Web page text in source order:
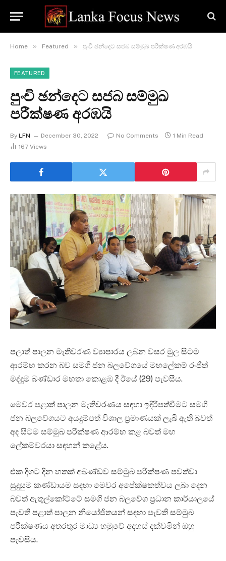
Home » Featured » පුංචි ඡන්දෙට සජබ සම්මුඛ පරීක්ෂණ අරඹයි
FEATURED
පුංචි ඡන්දෙට සජබ සම්මුඛ
පරීක්ෂණ අරඹයි
By LFN December 30, 2022 No Comments
1 Min Read
167 Views
පලාත් පාලන මැතිවරණ ව්‍යාපාරය ලබන වසර මුල සිටම
ආරම්භ කරන බව සමගි ජන බලවේගයේ මහලේකම් රංජිත්
මද්දුම බණ්ඩාර මහතා කොළඹ දී ඊයේ (29) පැවසීය.
මෙවර පළාත් පාලන මැතිවරණය සඳහා ඉදිරිපත්වීමට සමගි
ජන බලවේගයට අයදුම්පත් විශාල ප්‍රමාණයක් ලැබී ඇති බවත්
අද සිටම සම්මුඛ පරීක්ෂණ ආරම්භ කළ බවත් මහ
ලේකම්වරයා සඳහන් කළේය.
එක දිගට දින හතක් අඛණ්ඩව සම්මුඛ පරීක්ෂණ පවත්වා
සුදුසුම කණ්ඩායම සඳහා මෙවර අපේක්ෂකත්වය ලබා දෙන
බවත් ඇතුල්කෝට්ටේ සමගි ජන බලවේග ප්‍රධාන කාර්යාලයේ
පැවති පළාත් පාලන නියෝජිතයන් සඳහා පැවති සම්මුඛ
පරීක්ෂණය අතරතුර මාධ්‍ය හමුවේ අදහස් දක්වමින් ඔහු
පැවසීය.